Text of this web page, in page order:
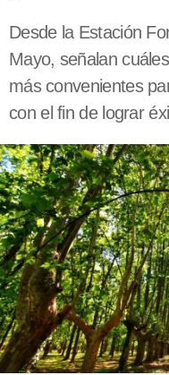
Desde la Estación
Mayo, señalan
más convenientes
con el fin de lograr